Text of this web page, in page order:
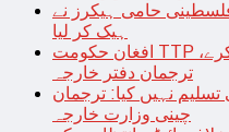
حامی ہیکرز نے
ہیک کر لیا
افغان حکومت TTP قیادت کو پاکستان کے حوالے کرے،
ترجمان دفتر خارجہ
تسلیم نہیں کیا: ترجمان
چینی وزارت خارجہ